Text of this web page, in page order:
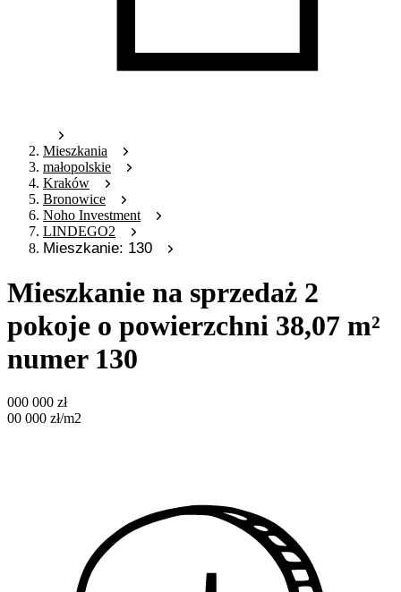
Mieszkania
małopolskie
Kraków
Bronowice
Noho Investment
LINDEGO2
Mieszkanie: 130
Mieszkanie na sprzedaż 2
pokoje o powierzchni 38,07 m²
numer 130
000 000 zł
00 000 zł/m2